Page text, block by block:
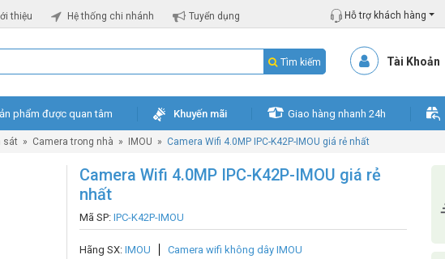
thiệu Hệ thống chi nhánh Tuyển dụng Hỗ trợ khách hàng
Tìm kiếm Tài Khoản
phẩm được quan tâm Khuyến mãi Giao hàng nhanh 24h
sát » Camera trong nhà » IMOU » Camera Wifi 4.0MP IPC-K42P-IMOU giá rẻ nhất
Camera Wifi 4.0MP IPC-K42P-IMOU giá rẻ
nhất
Mã SP: IPC-K42P-IMOU
Hãng SX: IMOU Camera wifi không dây IMOU